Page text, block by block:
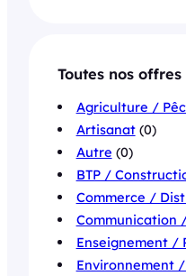
Toutes nos offres
Agriculture /
Artisanat(0)
Autre (0)
BTP /
Commerce /
Communication
Enseignement /
Environnement